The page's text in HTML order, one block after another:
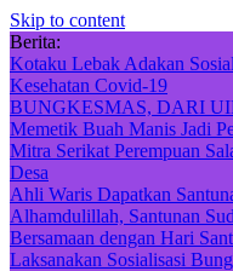
Skip to content
Berita:
Kotaku Lebak Adakan
Kesehatan Covid-19
BUNGKESMAS, DARI
Memetik Buah Manis Jadi
Mitra Serikat Perempuan
Desa
Ahli Waris Dapatkan
Alhamdulillah, Santunan
Bersamaan dengan Hari
Laksanakan Sosialisasi